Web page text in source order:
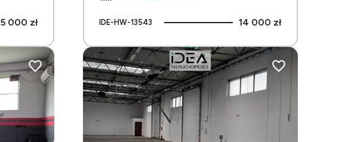
5 000 zł IDE-HW-13543 14 000 zł
Dodaj do ulubionych Dodaj do ulubionych